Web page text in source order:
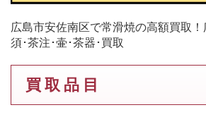
広島市安佐南区で常滑焼の高額買取
須･茶注･壷･茶器･買取
買 取 品 目